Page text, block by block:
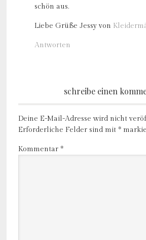
schön aus.
Liebe Grüße Jessy von
Antworten
schreibe einen
Deine E-Mail-Adresse wird nicht
Erforderliche Felder sind mit *
Kommentar *